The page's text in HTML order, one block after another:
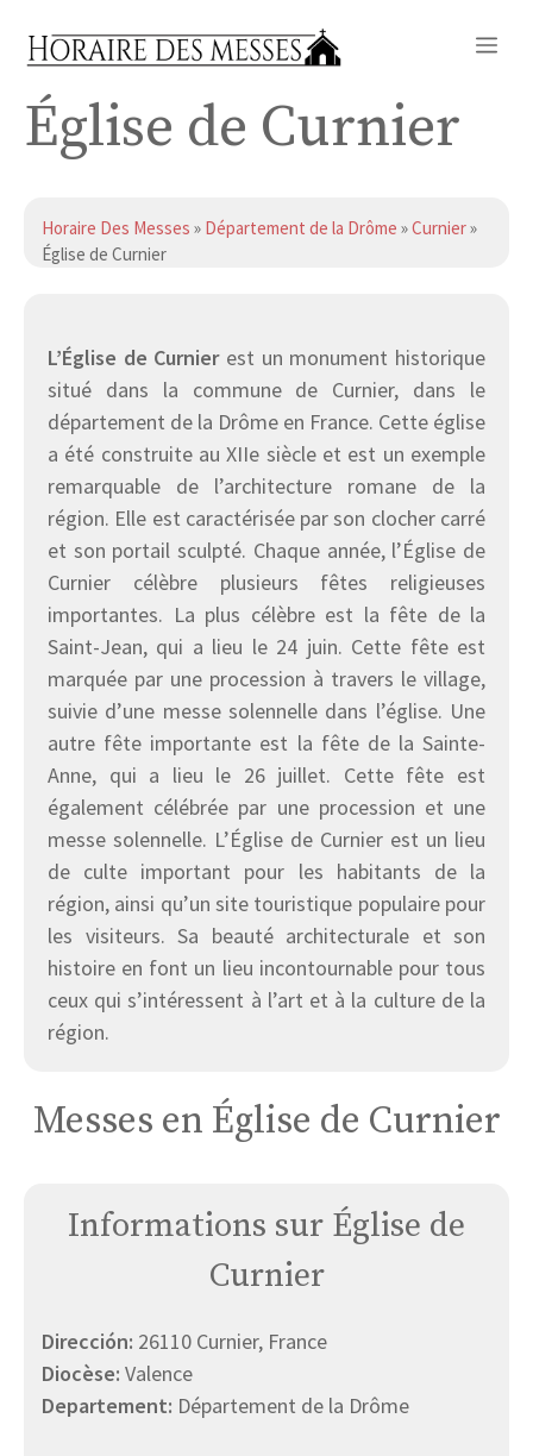
Église de Curnier
Horaire Des Messes » Département de la Drôme »Curnier»
Église de Curnier
L’Église de Curnierest un monument historique
situé dans la commune de Curnier, dans le
département de la Drôme en France. Cette église
a été construite au XIIe siècle et est un exemple
remarquable de l’architecture romane de la
région. Elle est caractérisée par son clocher carré
et son portail sculpté. Chaque année, l’Église de
Curnier célèbre plusieurs fêtes religieuses
importantes. La plus célèbre est la fête de la
Saint-Jean, qui a lieu le 24 juin. Cette fête est
marquée par une procession à travers le village,
suivie d’une messe solennelle dans l’église. Une
autre fête importante est la fête de la Sainte-
Anne, qui a lieu le 26 juillet. Cette fête est
également célébrée par une procession et une
messe solennelle. L’Église de Curnier est un lieu
de culte important pour les habitants de la
région, ainsi qu’un site touristique populaire pour
les visiteurs. Sa beauté architecturale et son
histoire en font un lieu incontournable pour tous
ceux qui s’intéressent à l’art et à la culture de la
région.
Messes en Église de Curnier
Informations sur Église de
Curnier
Dirección: 26110 Curnier, France
Diocèse: Valence
Departement: Département de la Drôme